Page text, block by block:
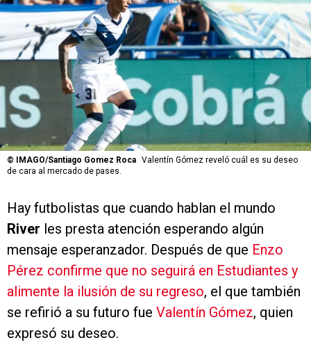
© IMAGO/Santiago Gomez Roca Valentín Gómez reveló cuál es su deseo
de cara al mercado de pases.
Hay futbolistas que cuando hablan el mundo
River les presta atención esperando algún
mensaje esperanzador. Después de que Enzo
Pérez confirme que no seguirá en Estudiantes y
alimente la ilusión de su regreso, el que también
se refirió a su futuro fue Valentín Gómez, quien
expresó su deseo.